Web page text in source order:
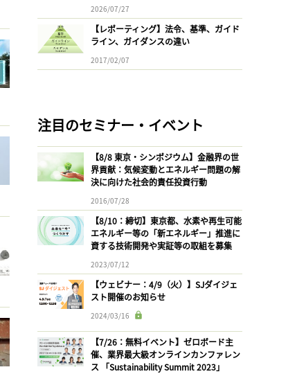
2026/07/27
【レポーティング】法令、基準、ガイド
ライン、ガイダンスの違い
2017/02/07
注目のセミナー・イベント
【8/8 東京・シンポジウム】金融界の世
界貢献：気候変動とエネルギー問題の解
決に向けた社会的責任投資行動
2016/07/28
【8/10：締切】東京都、水素や再生可能
エネルギー等の「新エネルギー」推進に
資する技術開発や実証等の取組を募集
2023/07/12
【ウェビナー：4/9（火）】SJダイジェ
スト開催のお知らせ
2024/03/16
【7/26：無料イベント】ゼロボード主
催、業界最大級オンラインカンファレン
ス 「Sustainability Summit 2023」